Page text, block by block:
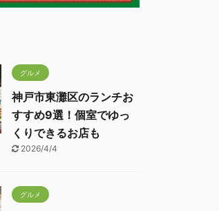
グルメ
神戸市東灘区のランチお
すすめ9選！個室でゆっ
くりできるお店も
2026/4/4
グルメ